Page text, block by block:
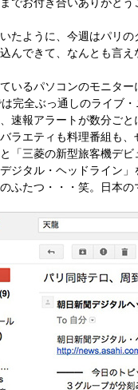
たように、今週はパリ
んできて、なんとも言え
いるパソコンのモニタ
は完全ぶっ通しのライブ
速報アラートが数分ご
ラエティも料理番組も
「三菱の新型旅客機デ
ジタル・ヘッドライン
ふたつ・・・笑。日本の